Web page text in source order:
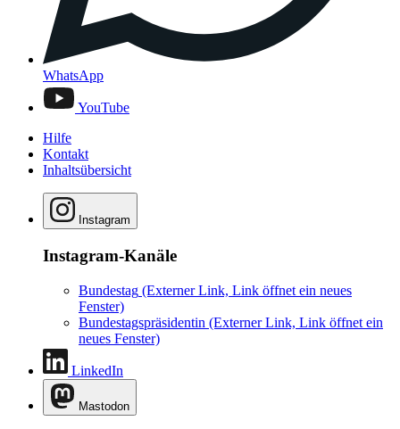
WhatsApp
YouTube
Hilfe
Kontakt
Inhaltsübersicht
Instagram
Instagram-Kanäle
Bundestag (Externer Link, Link öffnet ein neues
Fenster)
Bundestagspräsidentin (Externer Link, Link öffnet ein
neues Fenster)
LinkedIn
Mastodon